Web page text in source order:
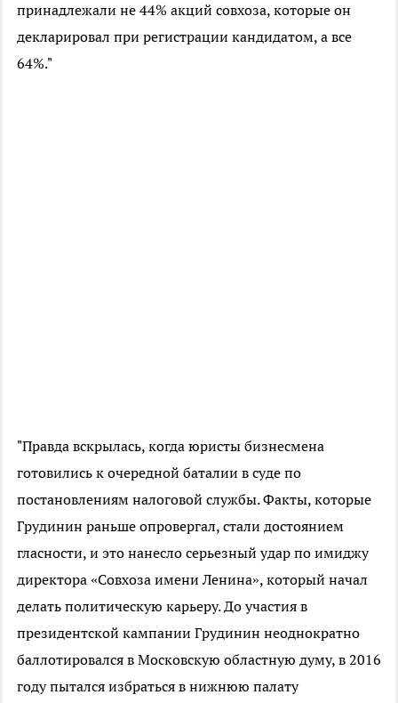
принадлежали не 44% акций совхоза, которые он
декларировал при регистрации кандидатом, а все
64%."
"Правда вскрылась, когда юристы бизнесмена
готовились к очередной баталии в суде по
постановлениям налоговой службы. Факты, которые
Грудинин раньше опровергал, стали достоянием
гласности, и это нанесло серьезный удар по имиджу
директора «Совхоза имени Ленина», который начал
делать политическую карьеру. До участия в
президентской кампании Грудинин неоднократно
баллотировался в Московскую областную думу, в 2016
году пытался избраться в нижнюю палату